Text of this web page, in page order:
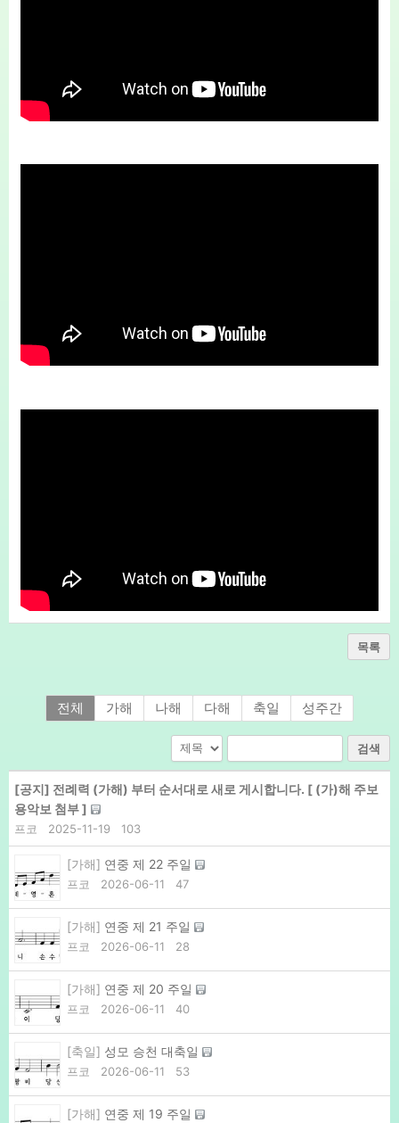
목록
전체 가해 나해 다해 축일 성주간
검색
[공지] 전례력 (가해) 부터 순서대로 새로 게시합니다. [ (가)해 주보
용악보 첨부 ]
프코 2025-11-19 103
[가해] 연중 제 22 주일
프코 2026-06-11 47
[가해] 연중 제 21 주일
프코 2026-06-11 28
[가해] 연중 제 20 주일
프코 2026-06-11 40
[축일] 성모 승천 대축일
프코 2026-06-11 53
[가해] 연중 제 19 주일